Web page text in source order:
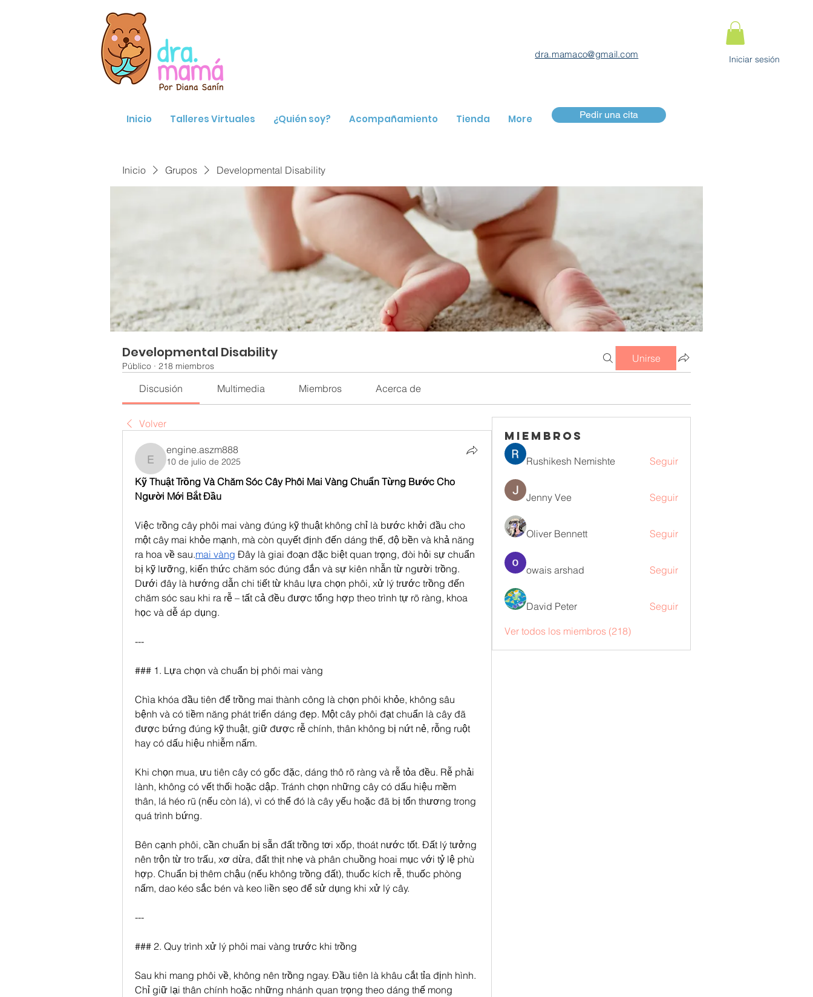
dra.mamaco@gmail.com Iniciar sesión
Inicio Talleres Virtuales ¿Quién soy? Acompañamiento Tienda More Pedir una cita
Inicio Grupos Developmental Disability
Developmental Disability
Público · 218 miembros
Unirse
Discusión Multimedia Miembros Acerca de
Volver
engine.aszm888
engine.aszm888
10 de julio de 2025
Kỹ Thuật Trồng Và Chăm Sóc Cây Phôi Mai Vàng Chuẩn Từng Bước Cho
Người Mới Bắt Đầu
Việc trồng cây phôi mai vàng đúng kỹ thuật không chỉ là bước khởi đầu cho
một cây mai khỏe mạnh, mà còn quyết định đến dáng thế, độ bền và khả năng
ra hoa về sau.mai vàng Đây là giai đoạn đặc biệt quan trọng, đòi hỏi sự chuẩn
bị kỹ lưỡng, kiến thức chăm sóc đúng đắn và sự kiên nhẫn từ người trồng.
Dưới đây là hướng dẫn chi tiết từ khâu lựa chọn phôi, xử lý trước trồng đến
chăm sóc sau khi ra rễ – tất cả đều được tổng hợp theo trình tự rõ ràng, khoa
học và dễ áp dụng.
---
### 1. Lựa chọn và chuẩn bị phôi mai vàng
Chìa khóa đầu tiên để trồng mai thành công là chọn phôi khỏe, không sâu
bệnh và có tiềm năng phát triển dáng đẹp. Một cây phôi đạt chuẩn là cây đã
được bứng đúng kỹ thuật, giữ được rễ chính, thân không bị nứt nẻ, rỗng ruột
hay có dấu hiệu nhiễm nấm.
Khi chọn mua, ưu tiên cây có gốc đặc, dáng thô rõ ràng và rễ tỏa đều. Rễ phải
lành, không có vết thối hoặc dập. Tránh chọn những cây có dấu hiệu mềm
thân, lá héo rũ (nếu còn lá), vì có thể đó là cây yếu hoặc đã bị tổn thương trong
quá trình bứng.
Bên cạnh phôi, cần chuẩn bị sẵn đất trồng tơi xốp, thoát nước tốt. Đất lý tưởng
nên trộn từ tro trấu, xơ dừa, đất thịt nhẹ và phân chuồng hoai mục với tỷ lệ phù
hợp. Chuẩn bị thêm chậu (nếu không trồng đất), thuốc kích rễ, thuốc phòng
nấm, dao kéo sắc bén và keo liền sẹo để sử dụng khi xử lý cây.
---
### 2. Quy trình xử lý phôi mai vàng trước khi trồng
Sau khi mang phôi về, không nên trồng ngay. Đầu tiên là khâu cắt tỉa định hình.
Chỉ giữ lại thân chính hoặc những nhánh quan trọng theo dáng thế mong
Miembros
Rushikesh Nemishte Seguir
Jenny Vee Seguir
Oliver Bennett Seguir
owais arshad Seguir
David Peter Seguir
Ver todos los miembros (218)